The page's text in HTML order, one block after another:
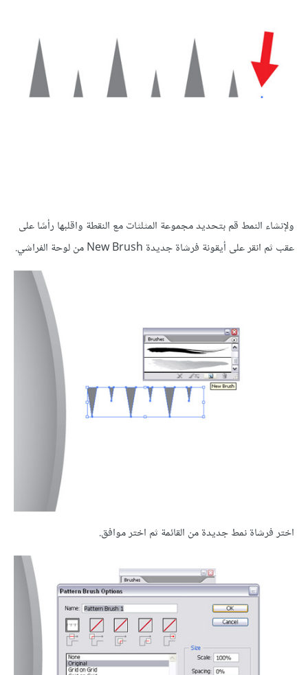
ولإنشاء النمط قم بتحديد مجموعة المثلثات مع النقطة واقلبها رأسًا على
عقب ثم انقر على أيقونة فرشاة جديدة New Brush من لوحة الفراشي.
اختر فرشاة نمط جديدة من القائمة ثم اختر موافق.